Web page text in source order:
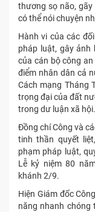
thương sọ não,
có thể nói chuyện
Hành vi của các
pháp luật, gây
của cán bộ công
điểm nhân dân cả
Cách mạng Tháng
trọng đại của đất
trong dư luận xã hội.
Đồng chí Công và
tinh thần quyết
phạm pháp luật,
Lễ kỷ niệm 80
khánh 2/9.
Hiện Giám đốc
năng nhanh chóng